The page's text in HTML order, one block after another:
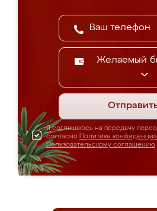
Желаемый
Я соглашаюсь на передачу
согласно Политике
Пользовательскому соглашению